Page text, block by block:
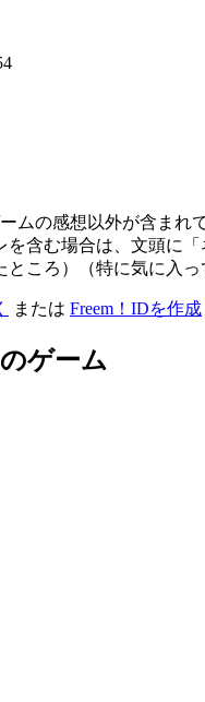
ムの感想以外が含まれ
含む場合は、文頭に
ころ）（特に気に入
または Freem！IDを作成
ゲーム